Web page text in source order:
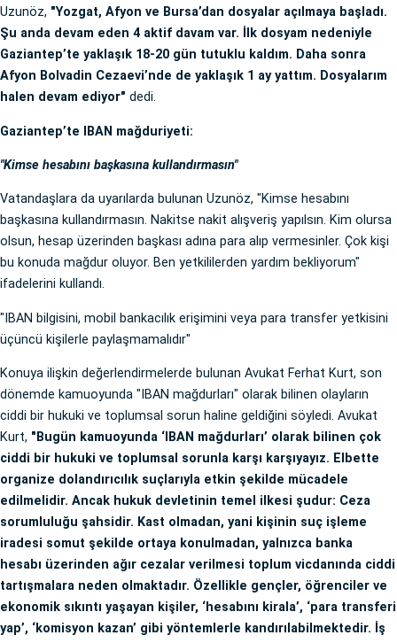
Uzunöz, "Yozgat, Afyon ve Bursa’dan dosyalar açılmaya başladı.
Şu anda devam eden 4 aktif davam var. İlk dosyam nedeniyle
Gaziantep’te yaklaşık 18-20 gün tutuklu kaldım. Daha sonra
Afyon Bolvadin Cezaevi’nde de yaklaşık 1 ay yattım. Dosyalarım
halen devam ediyor" dedi.
Gaziantep’te IBAN mağduriyeti:
"Kimse hesabını başkasına kullandırmasın"
Vatandaşlara da uyarılarda bulunan Uzunöz, "Kimse hesabını
başkasına kullandırmasın. Nakitse nakit alışveriş yapılsın. Kim olursa
olsun, hesap üzerinden başkası adına para alıp vermesinler. Çok kişi
bu konuda mağdur oluyor. Ben yetkililerden yardım bekliyorum"
ifadelerini kullandı.
"IBAN bilgisini, mobil bankacılık erişimini veya para transfer yetkisini
üçüncü kişilerle paylaşmamalıdır"
Konuya ilişkin değerlendirmelerde bulunan Avukat Ferhat Kurt, son
dönemde kamuoyunda "IBAN mağdurları" olarak bilinen olayların
ciddi bir hukuki ve toplumsal sorun haline geldiğini söyledi. Avukat
Kurt, "Bugün kamuoyunda ‘IBAN mağdurları’ olarak bilinen çok
ciddi bir hukuki ve toplumsal sorunla karşı karşıyayız. Elbette
organize dolandırıcılık suçlarıyla etkin şekilde mücadele
edilmelidir. Ancak hukuk devletinin temel ilkesi şudur: Ceza
sorumluluğu şahsidir. Kast olmadan, yani kişinin suç işleme
iradesi somut şekilde ortaya konulmadan, yalnızca banka
hesabı üzerinden ağır cezalar verilmesi toplum vicdanında ciddi
tartışmalara neden olmaktadır. Özellikle gençler, öğrenciler ve
ekonomik sıkıntı yaşayan kişiler, ‘hesabını kirala’, ‘para transferi
yap’, ‘komisyon kazan’ gibi yöntemlerle kandırılabilmektedir. İş